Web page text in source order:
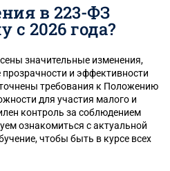
в 223-ФЗ
с 2026 года?
значительные изменения,
и эффективности
требования к Положению
для участия малого и
контроль за соблюдением
ознакомиться с актуальной
чтобы быть в курсе всех